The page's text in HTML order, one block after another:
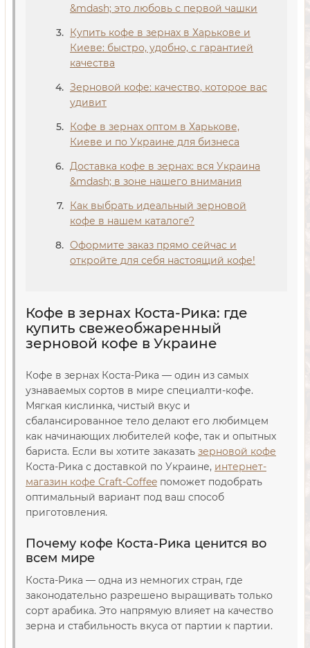
&mdash; это любовь с первой чашки
Купить кофе в зернах в Харькове и
Киеве: быстро, удобно, с гарантией
качества
Зерновой кофе: качество, которое вас
удивит
Кофе в зернах оптом в Харькове,
Киеве и по Украине для бизнеса
Доставка кофе в зернах: вся Украина
&mdash; в зоне нашего внимания
Как выбрать идеальный зерновой
кофе в нашем каталоге?
Оформите заказ прямо сейчас и
откройте для себя настоящий кофе!
Кофе в зернах Коста-Рика: где
купить свежеобжаренный
зерновой кофе в Украине
Кофе в зернах Коста-Рика — один из самых
узнаваемых сортов в мире специалти-кофе.
Мягкая кислинка, чистый вкус и
сбалансированное тело делают его любимцем
как начинающих любителей кофе, так и опытных
бариста. Если вы хотите заказать зерновой кофе
Коста-Рика с доставкой по Украине, интернет-
магазин кофе Craft-Coffee поможет подобрать
оптимальный вариант под ваш способ
приготовления.
Почему кофе Коста-Рика ценится во
всем мире
Коста-Рика — одна из немногих стран, где
законодательно разрешено выращивать только
сорт арабика. Это напрямую влияет на качество
зерна и стабильность вкуса от партии к партии.